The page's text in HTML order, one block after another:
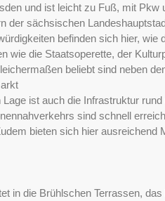
und ist leicht zu Fuß, mit Pkw
der sächsischen
befinden sich hier, wie
wie die Staatsoperette, der
beliebt sind neben
ist auch die Infrastruktur
sind schnell
bieten sich hier ausreichend
in die Brühlschen Terrassen,